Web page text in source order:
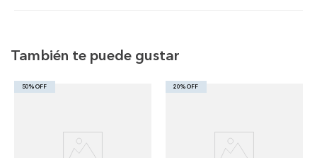
También te puede gustar
50% OFF 20% OFF